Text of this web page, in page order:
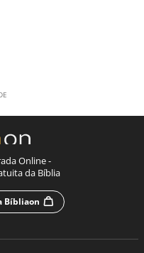
Online -
da Bíblia
Bíbliaon